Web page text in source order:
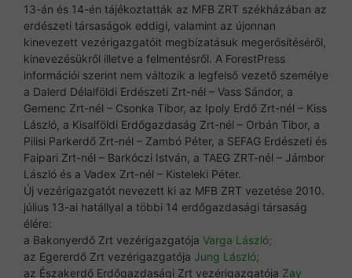
13-án és 14-én tájékoztatták az MFB ZRT székházában az
erdészeti társaságok eddigi, valamint az újonnan
kinevezett vezérigazgatóit megbízatásuk megerősítéséről,
kinevezésükről illetve a felmentésről. A ForestPress
információi szerint nem változik a legfelső vezető személye
a Dalerd Délalföldi Erdészeti Zrt-nél – Vass Sándor, a
Gemenc Zrt-nél – Csonka Tibor, az Ipoly Erdő Zrt-nél – Kiss
László, a Kisalföldi Erdőgazdaság Zrt-nél – Orbán Tibor, a
Pilisi Parkerdő Zrt-nél – Zambó Péter, a SEFAG Erdészeti és
Faipari Zrt-nél – Barkóczi István, a TAEG ZRT-nél – Jámbor
László és a Vadex Zrt-nél – Kisteleki Péter.
Új vezérigazgatót nevezett ki az MFB ZRT vezetése 2010.
július 13-ai hatállyal a többi 14 erdőgazdasági társaság
élére:
a Bakonyerdő Zrt vezérigazgatója Varga László;
az Egererdő Zrt vezérigazgatója Jung László;
az Északerdő Erdőgazdasági Zrt vezérigazgatója Zay